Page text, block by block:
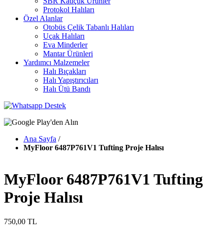
Protokol Halıları
Özel Alanlar
Otobüs Çelik Tabanlı Halıları
Uçak Halıları
Eva Minderler
Mantar Ürünleri
Yardımcı Malzemeler
Halı Bıçakları
Halı Yapıştırıcıları
Halı Ütü Bandı
Ana Sayfa /
MyFloor 6487P761V1 Tufting Proje Halısı
MyFloor 6487P761V1 Tufting
Proje Halısı
750,00 TL